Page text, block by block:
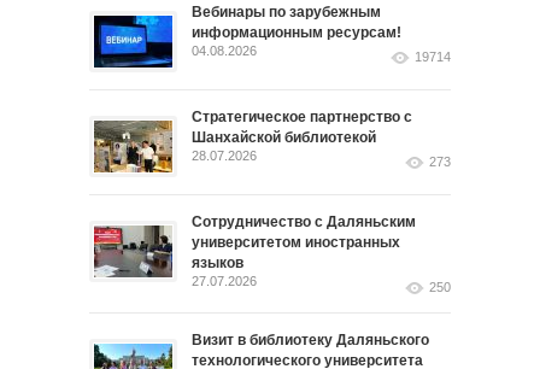
Вебинары по зарубежным
информационным ресурсам!
04.08.2026 19714
Стратегическое партнерство с
Шанхайской библиотекой
28.07.2026 273
Сотрудничество с Даляньским
университетом иностранных
языков
27.07.2026 250
Визит в библиотеку Даляньского
технологического университета